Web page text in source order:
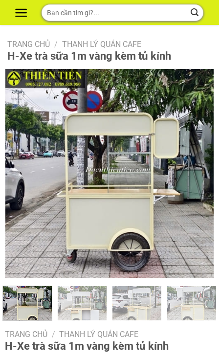
Tìm
kiếm:
TRANG CHỦ / THANH LÝ QUÁN CAFE
H-Xe trà sữa 1m vàng kèm tủ kính
TRANG CHỦ / THANH LÝ QUÁN CAFE
H-Xe trà sữa 1m vàng kèm tủ kính